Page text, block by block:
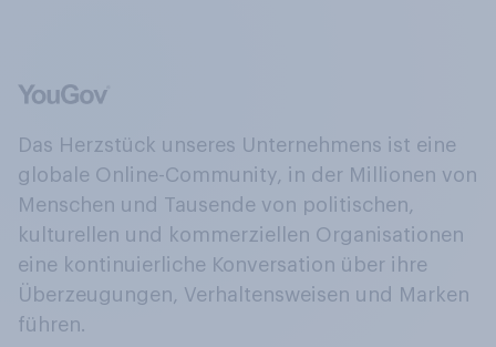
Das Herzstück unseres Unternehmens ist eine
globale Online-Community, in der Millionen von
Menschen und Tausende von politischen,
kulturellen und kommerziellen Organisationen
eine kontinuierliche Konversation über ihre
Überzeugungen, Verhaltensweisen und Marken
führen.